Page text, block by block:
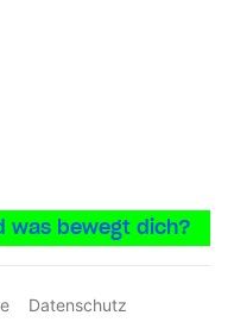
was bewegt dich?
Datenschutz